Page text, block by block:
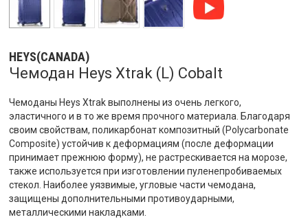
HEYS(CANADA)
Чемодан Heys Xtrak (L) Cobalt
Чемоданы Heys Xtrak выполнены из очень легкого,
эластичного и в то же время прочного материала. Благодаря
своим свойствам, поликарбонат композитный (Polycarbonate
Composite) устойчив к деформациям (после деформации
принимает прежнюю форму), не растрескивается на морозе,
также используется при изготовлении пуленепробиваемых
стекол. Наиболее уязвимые, угловые части чемодана,
защищены дополнительными противоударными,
металлическими накладками.